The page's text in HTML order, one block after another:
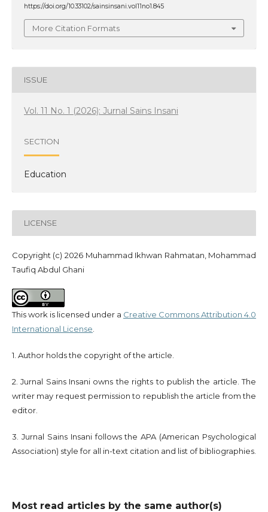
https://doi.org/10.33102/sainsinsani.vol11no1.845
More Citation Formats
ISSUE
Vol. 11 No. 1 (2026): Jurnal Sains Insani
SECTION
Education
LICENSE
Copyright (c) 2026 Muhammad Ikhwan Rahmatan, Mohammad
Taufiq Abdul Ghani
This work is licensed under a Creative Commons Attribution 4.0
International License
1. Author holds the copyright of the article.
2. Jurnal Sains Insani owns the rights to publish the article. The
writer may request permission to republish the article from the
editor.
3. Jurnal Sains Insani follows the APA (American Psychological
Association) style for all in-text citation and list of bibliographies.
Most read articles by the same author(s)